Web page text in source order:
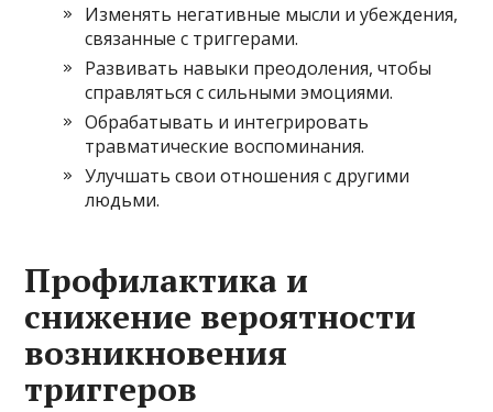
Изменять негативные мысли и убеждения,
связанные с триггерами.
Развивать навыки преодоления, чтобы
справляться с сильными эмоциями.
Обрабатывать и интегрировать
травматические воспоминания.
Улучшать свои отношения с другими
людьми.
Профилактика и
снижение вероятности
возникновения
триггеров